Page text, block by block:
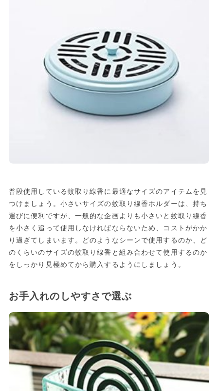
普段使用している蚊取り線香に最適なサイズのアイテムを見
つけましょう。小さいサイズの蚊取り線香ホルダーは、持ち
運びに便利ですが、一般的な企画よりも小さいと蚊取り線香
を小さく追って使用しなければならないため、コストがかか
り過ぎてしまいます。どのようなシーンで使用するのか、ど
のくらいのサイズの蚊取り線香と組み合わせて使用するのか
をしっかり見極めてから購入するようにしましょう。
お手入れのしやすさで選ぶ